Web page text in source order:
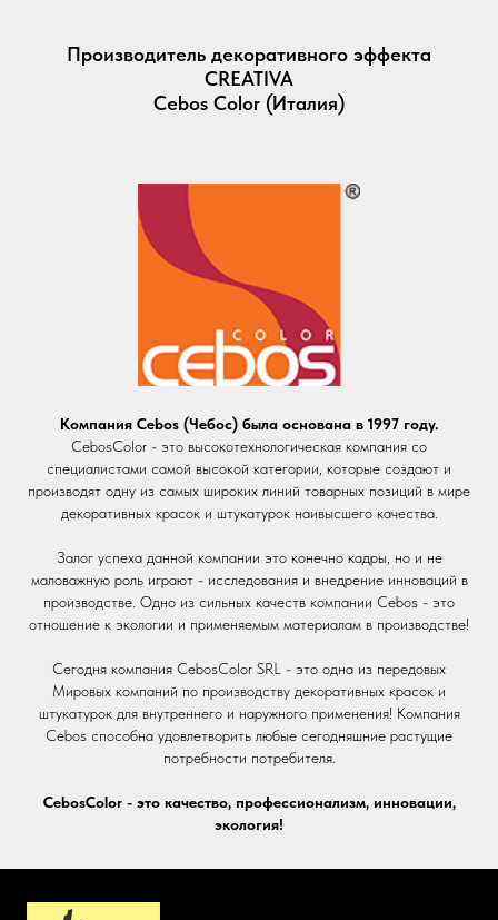
Производитель декоративного эффекта
CREATIVA
Cebos Color (Италия)
Компания Cebos (Чебос) была основана в 1997 году.
CebosColor - это высокотехнологическая компания со
специалистами самой высокой категории, которые создают и
производят одну из самых широких линий товарных позиций в мире
декоративных красок и штукатурок наивысшего качества.
Залог успеха данной компании это конечно кадры, но и не
маловажную роль играют - исследования и внедрение инноваций в
производстве. Одно из сильных качеств компании Cebos - это
отношение к экологии и применяемым материалам в производстве!
Сегодня компания CebosColor SRL - это одна из передовых
Мировых компаний по производству декоративных красок и
штукатурок для внутреннего и наружного применения! Компания
Cebos способна удовлетворить любые сегодняшние растущие
потребности потребителя.
CebosColor - это качество, профессионализм, инновации,
экология!